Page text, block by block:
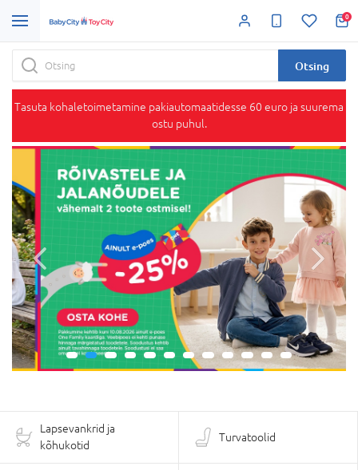
0
Otsing
Tasuta kohaletoimetamine pakiautomaatidesse 60 euro ja suurema
ostu puhul.
Lapsevankrid ja
kõhukotid
Turvatoolid